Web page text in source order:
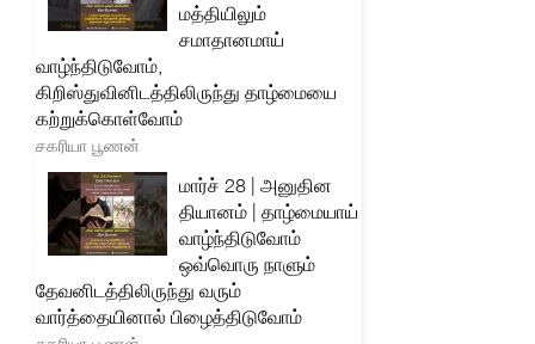
மத்தியிலும்
சமாதானமாய்
வாழ்ந்திடுவோம்,
கிறிஸ்துவினிடத்திலிருந்து தாழ்மையை
கற்றுக்கொள்வோம்
சகரியா பூணன்
மார்ச் 28 | அனுதின
தியானம் | தாழ்மையாய்
வாழ்ந்திடுவோம்
ஒவ்வொரு நாளும்
தேவனிடத்திலிருந்து வரும்
வார்த்தையினால் பிழைத்திடுவோம்